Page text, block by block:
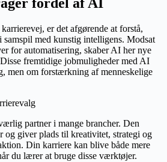
fordel af AI
er det afgørende at forstå,
med kunstig intelligens. Modsat
for automatisering, skaber AI her nye
fremtidige jobmuligheder med AI
men om forstærkning af menneskelige
partner i mange brancher. Den
og giver plads til kreativitet, strategi og
Din karriere kan blive både mere
du lærer at bruge disse værktøjer.